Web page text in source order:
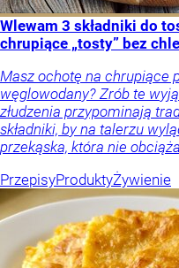
Wlewam 3 składniki do
chrupiące „tosty” bez
Masz ochotę na chrupiące
węglowodany? Zrób te
złudzenia przypominają
składniki, by na talerzu
przekąska, która nie
PrzepisyProduktyŻywienie